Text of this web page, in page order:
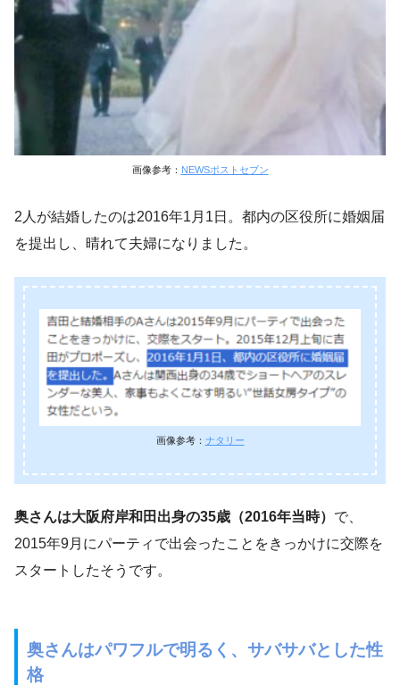
画像参考： NEWSポストセブン
2人が結婚したのは2016年1月1日。都内の区役所に婚姻届
を提出し、晴れて夫婦になりました。
画像参考： ナタリー
奥さんは大阪府岸和田出身の35歳（2016年当時） で、
2015年9月にパーティで出会ったことをきっかけに交際を
スタートしたそうです。
奥さんはパワフルで明るく、サバサバとした性
格